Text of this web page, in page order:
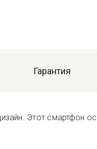
Гарантия
Этот